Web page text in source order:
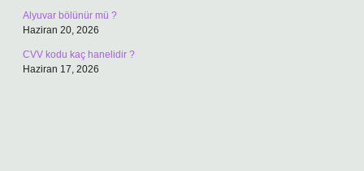
Alyuvar bölünür mü ?
Haziran 20, 2026
CVV kodu kaç hanelidir ?
Haziran 17, 2026